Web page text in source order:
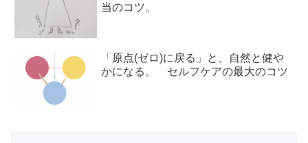
当のコツ。
「原点(ゼロ)に戻る」と、自然と健や
かになる。 セルフケアの最大のコツ